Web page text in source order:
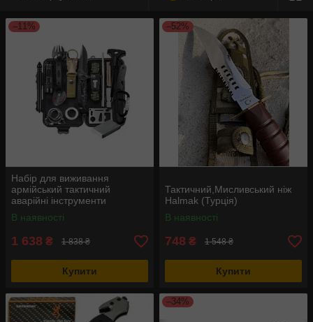
–11%
Набір для виживання
армійський тактичний
аварійні інструменти
В наявності
1 638 ₴ 1 838 ₴
Купити
–52%
Тактичний,Мисливський ніж
Halmak (Турція)
В наявності
748 ₴ 1 548 ₴
Купити
–34%